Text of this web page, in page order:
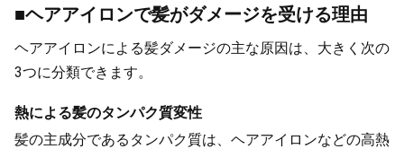
■ヘアアイロンで髪がダメージを受ける理由
ヘアアイロンによる髪ダメージの主な原因は、大きく次の
3つに分類できます。
熱による髪のタンパク質変性
髪の主成分であるタンパク質は、ヘアアイロンなどの高熱